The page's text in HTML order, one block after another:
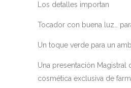
Los detalles importan
Tocador con buena luz…
Un toque verde para un
Una presentación Magistral
cosmética exclusiva de